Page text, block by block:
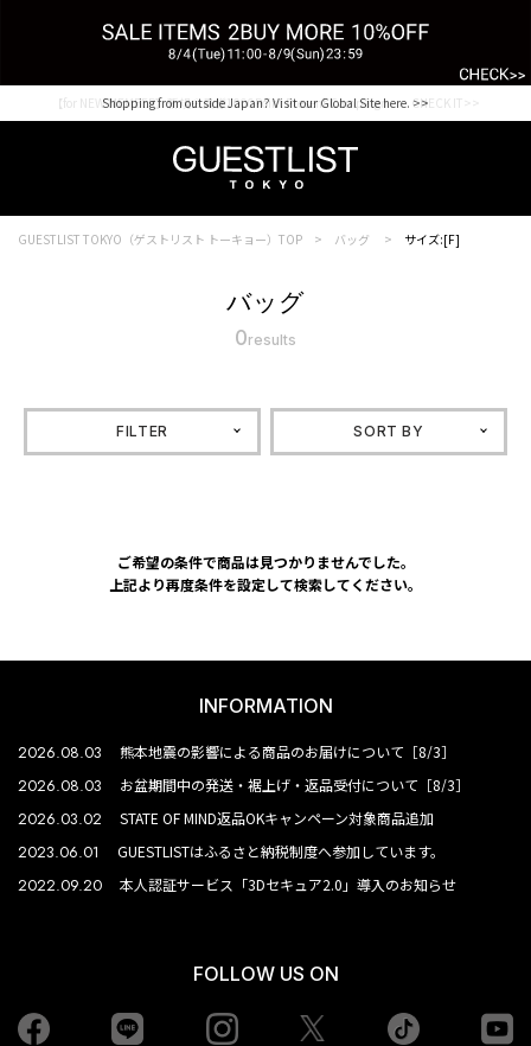
Shopping from outside Japan? Visit our Global Site here. >>
【for NEW MEMBER】新規会員様1000Point Present Campaign CHECK IT>>
GUESTLIST TOKYO（ゲストリスト トーキョー）TOP バッグ サイズ:[F]
バッグ
0results
FILTER SORT BY
ご希望の条件で商品は見つかりませんでした。
上記より再度条件を設定して検索してください。
INFORMATION
2026.08.03 熊本地震の影響による商品のお届けについて［8/3］
2026.08.03 お盆期間中の発送・裾上げ・返品受付について［8/3］
2026.03.02 STATE OF MIND返品OKキャンペーン対象商品追加
2023.06.01 GUESTLISTはふるさと納税制度へ参加しています。
2022.09.20 本人認証サービス「3Dセキュア2.0」導入のお知らせ
FOLLOW US ON
Facebook Instagram tiktok